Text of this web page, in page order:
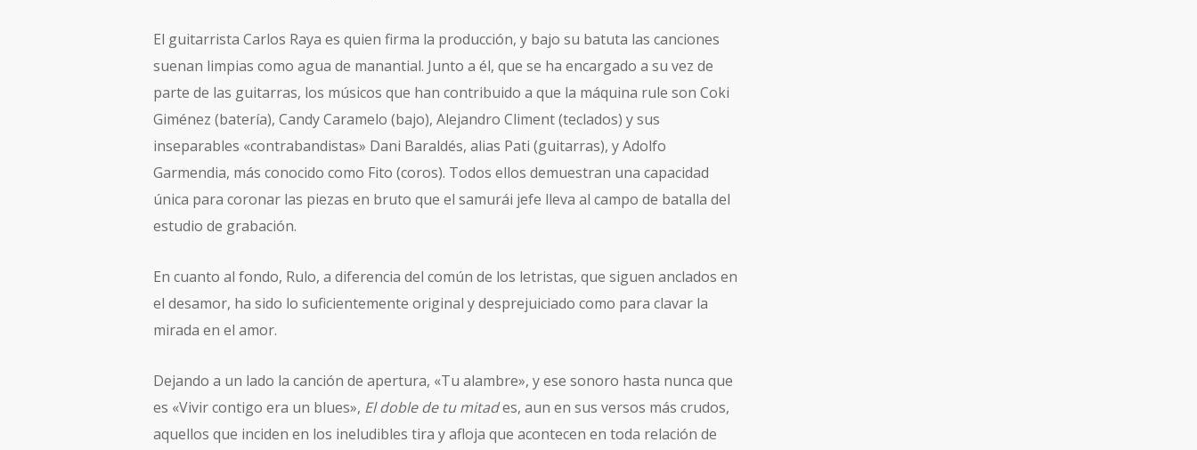
El guitarrista Carlos Raya es quien firma la producción, y bajo su batuta las canciones
suenan limpias como agua de manantial. Junto a él, que se ha encargado a su vez de
parte de las guitarras, los músicos que han contribuido a que la máquina rule son Coki
Giménez (batería), Candy Caramelo (bajo), Alejandro Climent (teclados) y sus
inseparables «contrabandistas» Dani Baraldés, alias Pati (guitarras), y Adolfo
Garmendia, más conocido como Fito (coros). Todos ellos demuestran una capacidad
única para coronar las piezas en bruto que el samurái jefe lleva al campo de batalla del
estudio de grabación.
En cuanto al fondo, Rulo, a diferencia del común de los letristas, que siguen anclados en
el desamor, ha sido lo suficientemente original y desprejuiciado como para clavar la
mirada en el amor.
Dejando a un lado la canción de apertura, «Tu alambre», y ese sonoro hasta nunca que
es «Vivir contigo era un blues», El doble de tu mitades, aun en sus versos más crudos,
aquellos que inciden en los ineludibles tira y afloja que acontecen en toda relación de